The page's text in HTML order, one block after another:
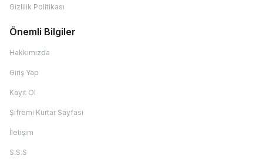
Gizlilik Politikası
Önemli Bilgiler
Hakkımızda
Giriş Yap
Kayıt Ol
Şifremi Kurtar Sayfası
İletişim
S.S.S